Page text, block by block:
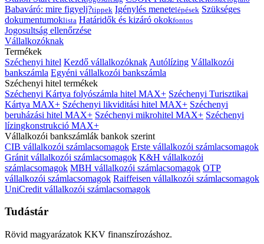
Babaváró: mire figyelj?tippek Igénylés menetelépések Szükséges
dokumentumoklista Határidők és kizáró okokfontos
Jogosultság ellenőrzése
Vállalkozóknak
Termékek
Széchenyi hitel Kezdő vállalkozóknak Autólízing Vállalkozói
bankszámla Egyéni vállalkozói bankszámla
Széchenyi hitel termékek
Széchenyi Kártya folyószámla hitel MAX+ Széchenyi Turisztikai
Kártya MAX+ Széchenyi likviditási hitel MAX+ Széchenyi
beruházási hitel MAX+ Széchenyi mikrohitel MAX+ Széchenyi
lízingkonstrukció MAX+
Vállalkozói bankszámlák bankok szerint
CIB vállalkozói számlacsomagok Erste vállalkozói számlacsomagok
Gránit vállalkozói számlacsomagok K&H vállalkozói
számlacsomagok MBH vállalkozói számlacsomagok OTP
vállalkozói számlacsomagok Raiffeisen vállalkozói számlacsomagok
UniCredit vállalkozói számlacsomagok
Tudástár
Rövid magyarázatok KKV finanszírozáshoz.